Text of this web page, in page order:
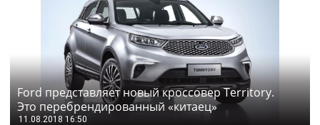
Ford представляет новый кроссовер Territory.
Это перебрендированный «китаец»
11.08.2018 16:50